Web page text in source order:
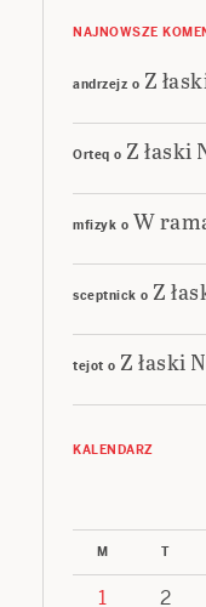
NAJNOWSZE
andrzejz o Z
Orteq o Z łaski
mfizyk o W
sceptnick o Z
tejot o Z łaski
KALENDARZ
M T
1 2